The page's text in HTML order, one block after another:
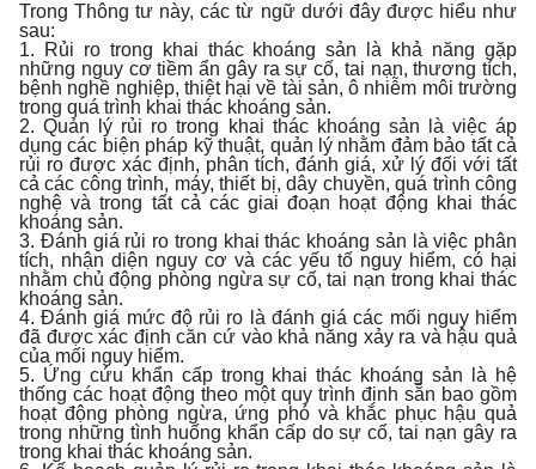
Trong Thông tư này, các từ ngữ dưới đây được hiểu như
sau:
1. Rủi ro trong khai thác khoáng sản là khả năng gặp
những nguy cơ tiềm ẩn gây ra sự cố, tai nạn, thương tích,
bệnh nghề nghiệp, thiệt hại về tài sản, ô nhiễm môi trường
trong quá trình khai thác khoáng sản.
2. Quản lý rủi ro trong khai thác khoáng sản là việc áp
dụng các biện pháp kỹ thuật, quản lý nhằm đảm bảo tất cả
rủi ro được xác định, phân tích, đánh giá, xử lý đối với tất
cả các công trình, máy, thiết bị, dây chuyền, quá trình công
nghệ và trong tất cả các giai đoạn hoạt động khai thác
khoáng sản.
3. Đánh giá rủi ro trong khai thác khoáng sản là việc phân
tích, nhận diện nguy cơ và các yếu tố nguy hiểm, có hại
nhằm chủ động phòng ngừa sự cố, tai nạn trong khai thác
khoáng sản.
4. Đánh giá mức độ rủi ro là đánh giá các mối nguy hiểm
đã được xác định căn cứ vào khả năng xảy ra và hậu quả
của mối nguy hiểm.
5. Ứng cứu khẩn cấp trong khai thác khoáng sản là hệ
thống các hoạt động theo một quy trình định sẵn bao gồm
hoạt động phòng ngừa, ứng phó và khắc phục hậu quả
trong những tình huống khẩn cấp do sự cố, tai nạn gây ra
trong khai thác khoáng sản.